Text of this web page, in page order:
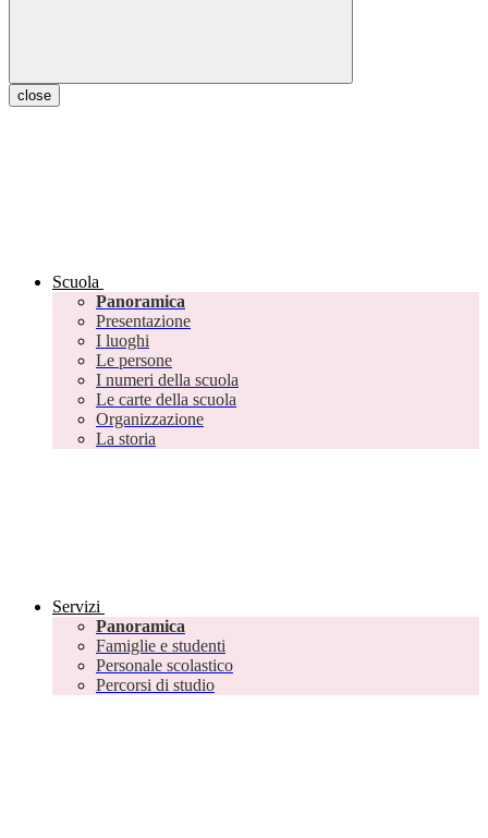
close
Scuola
Panoramica
Presentazione
I luoghi
Le persone
I numeri della scuola
Le carte della scuola
Organizzazione
La storia
Servizi
Panoramica
Famiglie e studenti
Personale scolastico
Percorsi di studio